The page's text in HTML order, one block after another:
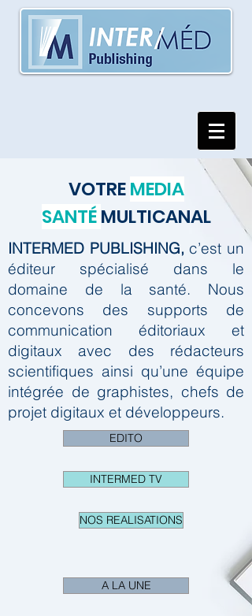
VOTREMEDIA
SANTÉMULTICANAL
INTERMED PUBLISHING, c’est un
éditeur spécialisé dans le
domaine de la santé. Nous
concevons des supports de
communication éditoriaux et
digitaux avec des rédacteurs
scientifiques ainsi qu’une équipe
intégrée de graphistes, chefs de
projet digitaux et développeurs.
EDITO
INTERMED TV
NOS REALISATIONS
A LA UNE